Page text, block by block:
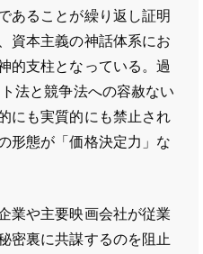
あることが繰り返し証明
資本主義の神話体系にお
的支柱となっている。過
法と競争法への容赦ない
にも実質的にも禁止され
形態が「価格決定力」な
業や主要映画会社が従業
密裏に共謀するのを阻止